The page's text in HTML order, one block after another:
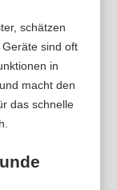
schätzen
sind oft
in
macht den
das schnelle